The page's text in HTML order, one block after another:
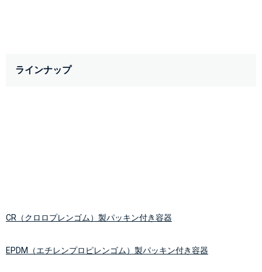
ラインナップ
CR（クロロプレンゴム）製パッキン付き容器
EPDM（エチレンプロピレンゴム）製パッキン付き容器